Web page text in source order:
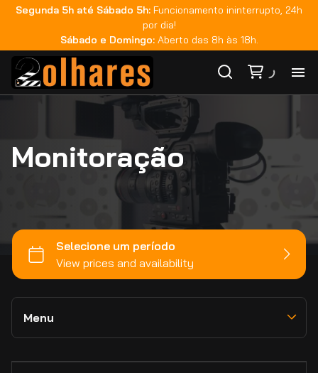
Segunda 5h até Sábado 5h: Funcionamento ininterrupto, 24h
por dia!
Sábado e Domingo: Aberto das 8h às 18h.
Monitoração
Menu
Bateria e Acessórios
Estabilizadores
Teradek
Fujinon
Zeiss
Rokinon
DJI
Sandisk
Metabones
Viltrox
Zhiyun
RED